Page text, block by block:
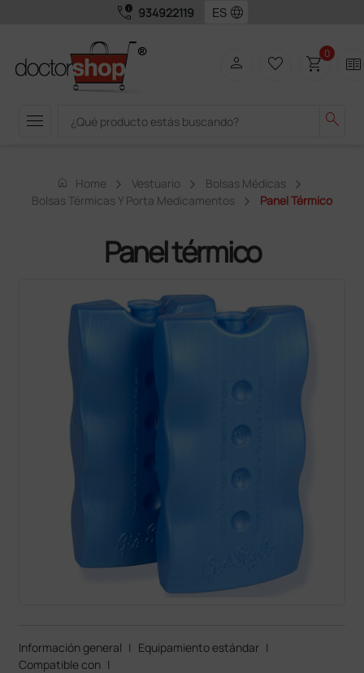
call_quality 934922119 language
menu search
person favorite_border shopping_cart0 two_pager
home Home Vestuario
Bolsas Médicas
Bolsas Térmicas Y Porta Medicamentos
Panel Térmico
Panel térmico
Información general | Equipamiento estándar |
Compatible con |